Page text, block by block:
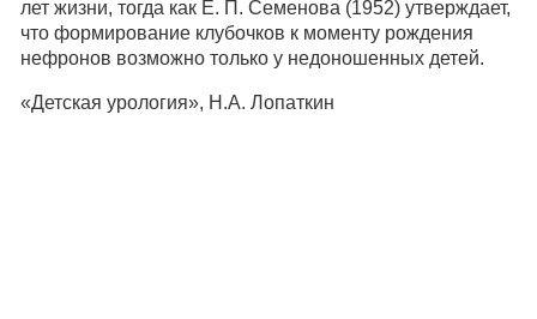
лет жизни, тогда как Е. П. Семенова (1952) утверждает,
что формирование клубочков к моменту рождения
нефронов возможно только у недоношенных детей.
«Детская урология», Н.А. Лопаткин